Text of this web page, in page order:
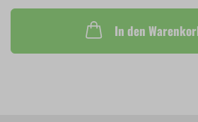
In den